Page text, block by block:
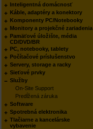
Inteligentná domácnosť
Káble, adaptéry a konektory
Komponenty PC/Notebooky
Monitory a projekčné zariadenia
Pamäťové úložište, média
CD/DVD/BR
PC, notebooky, tablety
Počítačové príslušenstvo
Servery, storage a racky
Sieťové prvky
Služby
On-Site Support
Predĺžená záruka
Software
Spotrebná elektronika
Tlačiarne a kancelárske
vybavenie